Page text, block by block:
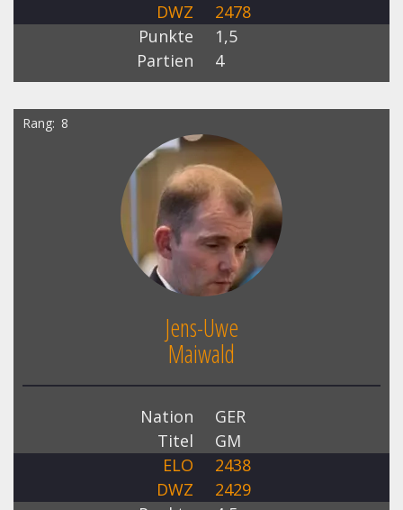
DWZ
2478
Punkte
1,5
Partien
4
Rang 8
Jens-Uwe
Maiwald
Nation
GER
Titel
GM
ELO
2438
DWZ
2429